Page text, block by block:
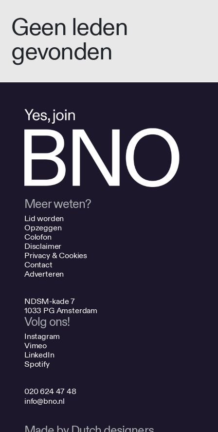
Geen leden
gevonden
Meer weten?
Lid worden
Opzeggen
Colofon
Disclaimer
Privacy & Cookies
Contact
Adverteren
NDSM-kade 7
1033 PG Amsterdam
Volg ons!
Instagram
Vimeo
LinkedIn
Spotify
020 624 47 48
info@bno.nl